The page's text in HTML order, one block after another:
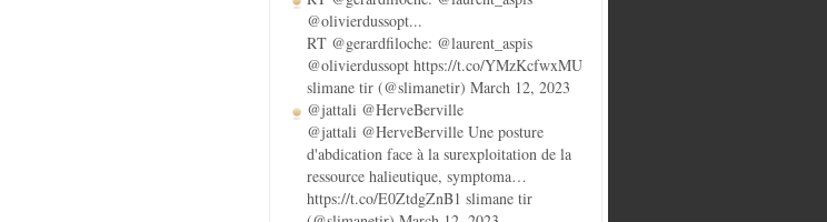
@olivierdussopt...
RT @gerardfiloche: @laurent_aspis
@olivierdussopt https://t.co/YMzKcfwxMU
slimane tir (@slimanetir) March 12, 2023
@jattali @HerveBerville
@jattali @HerveBerville Une posture
d'abdication face à la surexploitation de la
ressource halieutique, symptoma…
https://t.co/E0ZtdgZnB1 slimane tir